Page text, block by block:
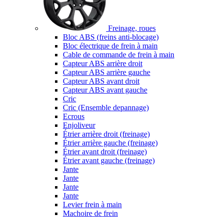
Freinage, roues
Bloc ABS (freins anti-blocage)
Bloc électrique de frein à main
Cable de commande de frein à main
Capteur ABS arrière droit
Capteur ABS arrière gauche
Capteur ABS avant droit
Capteur ABS avant gauche
Cric
Cric (Ensemble depannage)
Ecrous
Enjoliveur
Étrier arrière droit (freinage)
Étrier arrière gauche (freinage)
Étrier avant droit (freinage)
Étrier avant gauche (freinage)
Jante
Jante
Jante
Jante
Levier frein à main
Machoire de frein